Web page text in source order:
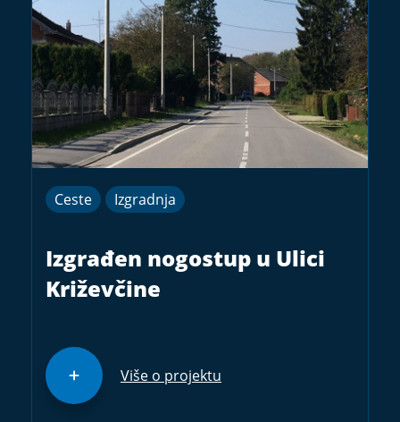
Ceste Izgradnja
Izgrađen nogostup u Ulici
Križevčine
Više o projektu